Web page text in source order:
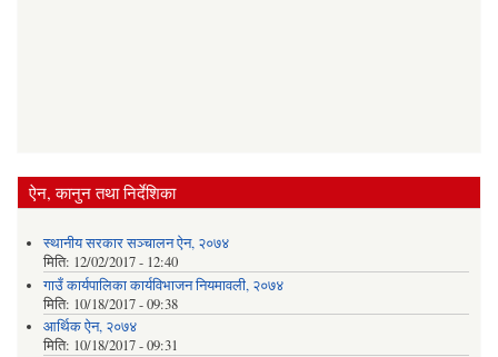
ऐन, कानुन तथा निर्देशिका
स्थानीय सरकार सञ्‍चालन ऐन, २०७४
मिति: 12/02/2017 - 12:40
गाउँ कार्यपालिका कार्यविभाजन नियमावली, २०७४
मिति: 10/18/2017 - 09:38
आर्थिक ऐन, २०७४
मिति: 10/18/2017 - 09:31